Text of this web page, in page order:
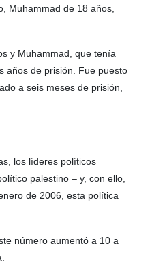
Muhammad de 18 años,
y Muhammad, que tenía
años de prisión. Fue puesto
a seis meses de prisión,
los líderes políticos
palestino – y, con ello,
de 2006, esta política
número aumentó a 10 a